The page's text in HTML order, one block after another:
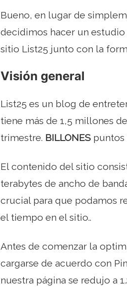
Bueno, en lugar de
decidimos hacer un
sitio List25 junto con la
Visión general
List25 es un blog de
tiene más de 1,5 millones
trimestre. BILLONES puntos
El contenido del sitio
terabytes de ancho de
crucial para que podamos
el tiempo en el sitio..
Antes de comenzar la
cargarse de acuerdo con
nuestra página se redujo a